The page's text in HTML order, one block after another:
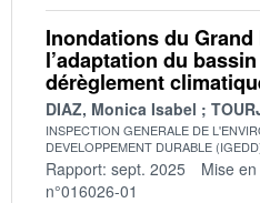
Inondations du
l’adaptation du
dérèglement
DIAZ, Monica Isabel
INSPECTION GENERALE DE
DEVELOPPEMENT DURABLE
Rapport: sept. 2025 Mise
n°016026-01